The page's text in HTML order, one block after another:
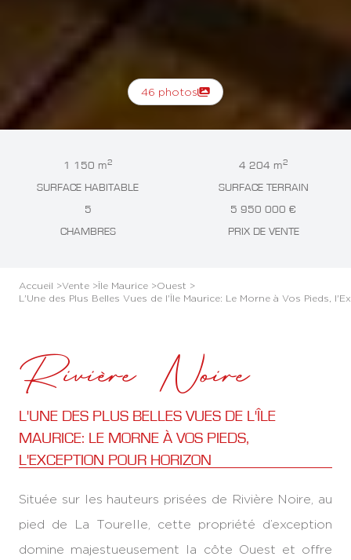
46 photos
1 150 m2
SURFACE HABITABLE
4 204 m2
SURFACE TERRAIN
5
CHAMBRES
5 950 000 €
PRIX DE VENTE
Accueil >Vente >Île Maurice >Ouest >
L'Une des Plus Belles Vues de l'Île Maurice: Le Morne à Vos Pieds,
Rivière Noire
L'UNE DES PLUS BELLES VUES DE L'ÎLE
MAURICE: LE MORNE À VOS PIEDS,
L'EXCEPTION POUR HORIZON
Située sur les hauteurs prisées de Rivière Noire, au
pied de La Tourelle, cette propriété d’exception
domine majestueusement la côte Ouest et offre